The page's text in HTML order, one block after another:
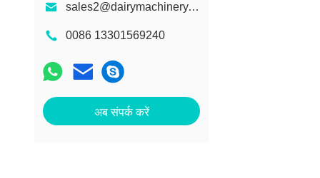
sales2@dairymachinery.cc
0086 13301569240
अब संपर्क करें